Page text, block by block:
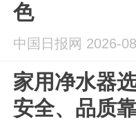
色
中国日报网 2026-
家用净水器
安全、品质